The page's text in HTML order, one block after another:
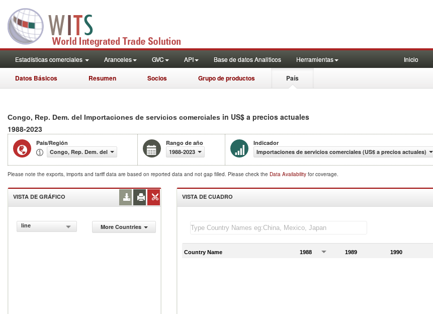
Estadísticas comerciales Aranceles GVC API Base de datos Analiticos Herramientas Inicio
Datos Básicos Resumen Socios Grupo de productos País
Congo, Rep. Dem. del Importaciones de servicios comerciales in US$ a precios actuales
1988-2023
País/Región
Congo, Rep. Dem. del
Rango de año
1988-2023
Indicador
Importaciones de servicios comerciales (US$ a precios actuales)
Please note the exports, imports and tariff data are based on reported data and not gap filled. Please check the Data Availability for coverage.
VISTA DE GRÁFICO
line More Countries
VISTA DE CUADRO
Country Name 1988 1989 1990